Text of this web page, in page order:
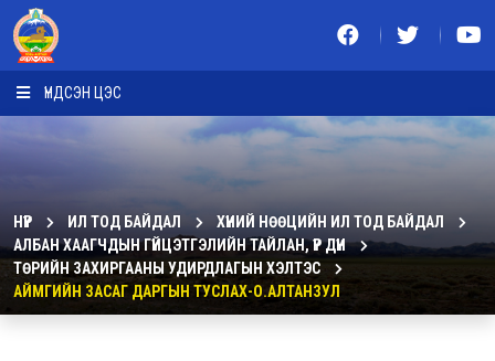
ҮНДСЭН ЦЭС
НҮҮР ИЛ ТОД БАЙДАЛ
ХҮНИЙ НӨӨЦИЙН ИЛ ТОД БАЙДАЛ
АЛБАН ХААГЧДЫН ГҮЙЦЭТГЭЛИЙН ТАЙЛАН, ҮР ДҮН
ТӨРИЙН ЗАХИРГААНЫ УДИРДЛАГЫН ХЭЛТЭС
АЙМГИЙН ЗАСАГ ДАРГЫН ТУСЛАХ-О.АЛТАНЗУЛ